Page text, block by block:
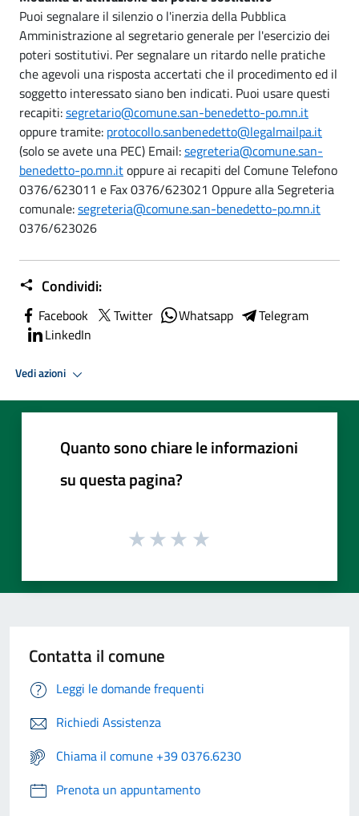
Puoi segnalare il silenzio o l'inerzia della Pubblica
Amministrazione al segretario generale per l'esercizio dei
poteri sostitutivi. Per segnalare un ritardo nelle pratiche
che agevoli una risposta accertati che il procedimento ed il
soggetto interessato siano ben indicati. Puoi usare questi
recapiti:segretario@comune.san-benedetto-po.mn.it
oppure tramite: protocollo.sanbenedetto@legalmailpa.it
(solo se avete una PEC) Email:segreteria@comune.san-
benedetto-po.mn.itoppure ai recapiti del Comune Telefono
0376/623011 e Fax 0376/623021 Oppure alla Segreteria
comunale:segreteria@comune.san-benedetto-po.mn.it
0376/623026
Condividi:
Facebook Twitter Whatsapp
Telegram
LinkedIn
Vedi azioni
Quanto sono chiare le informazioni
su questa pagina?
Contatta il comune
Leggi le domande frequenti
Richiedi Assistenza
Chiama il comune +39 0376.6230
Prenota un appuntamento